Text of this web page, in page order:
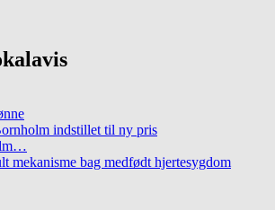
indstillet til ny pris
mekanisme bag medfødt hjertesygdom